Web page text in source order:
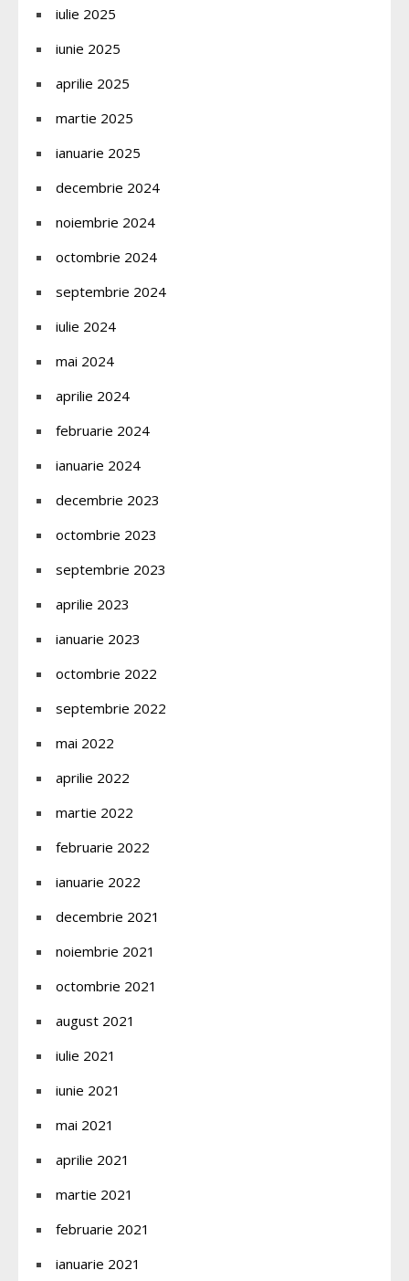
iulie 2025
iunie 2025
aprilie 2025
martie 2025
ianuarie 2025
decembrie 2024
noiembrie 2024
octombrie 2024
septembrie 2024
iulie 2024
mai 2024
aprilie 2024
februarie 2024
ianuarie 2024
decembrie 2023
octombrie 2023
septembrie 2023
aprilie 2023
ianuarie 2023
octombrie 2022
septembrie 2022
mai 2022
aprilie 2022
martie 2022
februarie 2022
ianuarie 2022
decembrie 2021
noiembrie 2021
octombrie 2021
august 2021
iulie 2021
iunie 2021
mai 2021
aprilie 2021
martie 2021
februarie 2021
ianuarie 2021